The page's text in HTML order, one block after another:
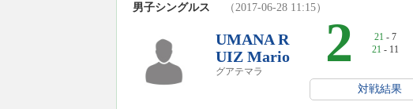
男子シングルス （2017-06-28 11:15）
UMANA R
UIZ Mario
グアテマラ 2 21 - 7
21 - 11
対戦結果